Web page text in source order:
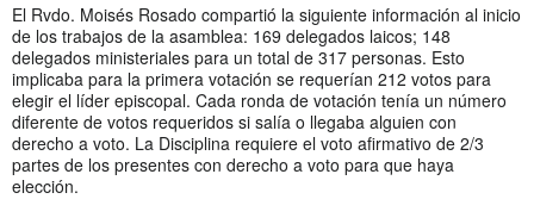
El Rvdo. Moisés Rosado compartió la siguiente información al inicio
de los trabajos de la asamblea: 169 delegados laicos; 148
delegados ministeriales para un total de 317 personas. Esto
implicaba para la primera votación se requerían 212 votos para
elegir el líder episcopal. Cada ronda de votación tenía un número
diferente de votos requeridos si salía o llegaba alguien con
derecho a voto. La Disciplina requiere el voto afirmativo de 2/3
partes de los presentes con derecho a voto para que haya
elección.